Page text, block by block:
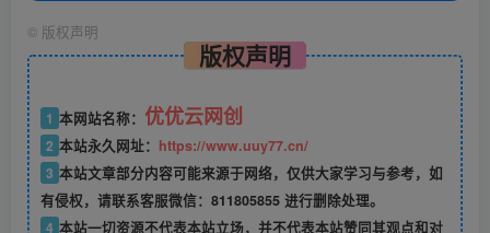
© 版权声明
版权声明
1 本网站名称： 优优云网创
2 本站永久网址： https://www.uuy77.cn/
3 本站文章部分内容可能来源于网络，仅供大家学习与参考，如
有侵权，请联系客服微信：811805855 进行删除处理。
4 本站一切资源不代表本站立场，并不代表本站赞同其观点和对